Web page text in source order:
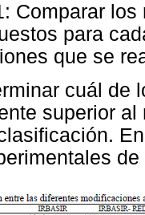
Comparar
para
que se
cuál de
superior